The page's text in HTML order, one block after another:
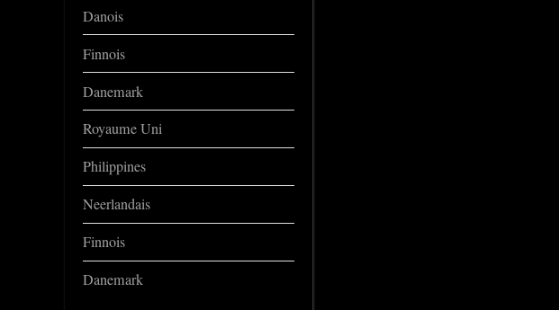
Danois
Finnois
Danemark
Royaume Uni
Philippines
Neerlandais
Finnois
Danemark